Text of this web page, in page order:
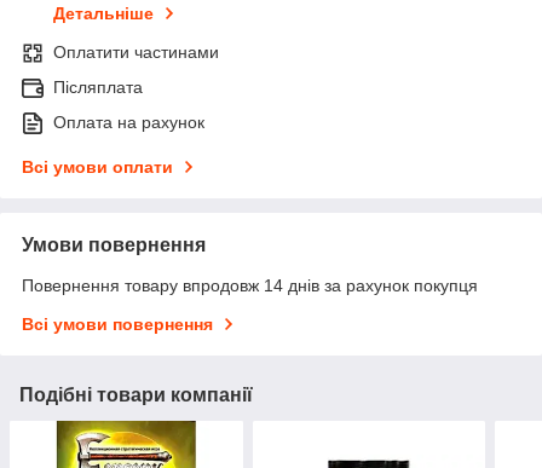
Детальніше
Оплатити частинами
Післяплата
Оплата на рахунок
Всі умови оплати
Умови повернення
Повернення товару впродовж 14 днів за рахунок покупця
Всі умови повернення
Подібні товари компанії